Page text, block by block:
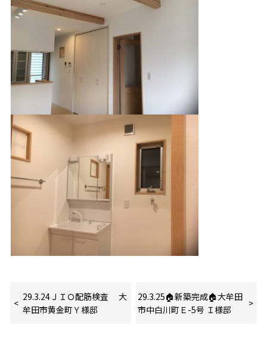
29.3.24ＪＩＯ配筋検査 大
牟田市黄金町Ｙ様邸
29.3.25🏠新築完成🏠大牟田
市中白川町Ｅ-5号 Ｉ様邸